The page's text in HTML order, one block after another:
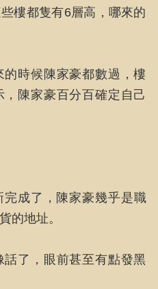
樓都隻有6層高，哪來的
時候陳家豪都數過，樓
陳家豪百分百確定自己
成了，陳家豪幾乎是職
的地址。
了，眼前甚至有點發黑